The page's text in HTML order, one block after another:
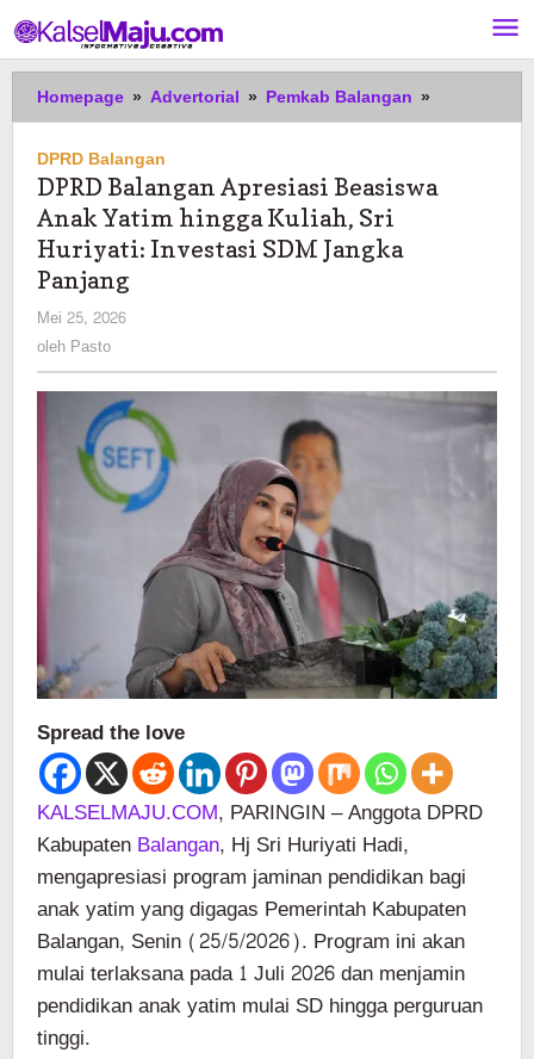
ke
konten
Homepage » Advertorial » Pemkab Balangan »
Balangan
Anak
SDM
Jangka
Panjang
DPRD Balangan
DPRD Balangan Apresiasi Beasiswa
Anak Yatim hingga Kuliah, Sri
Huriyati: Investasi SDM Jangka
Panjang
Mei 25, 2026
oleh Pasto
Spread the love
KALSELMAJU.COM, PARINGIN – Anggota DPRD
KabupatenBalangan, Hj Sri Huriyati Hadi,
mengapresiasi program jaminan pendidikan bagi
anak yatim yang digagas Pemerintah Kabupaten
Balangan, Senin (25/5/2026). Program ini akan
mulai terlaksana pada 1 Juli 2026 dan menjamin
pendidikan anak yatim mulai SD hingga perguruan
tinggi.